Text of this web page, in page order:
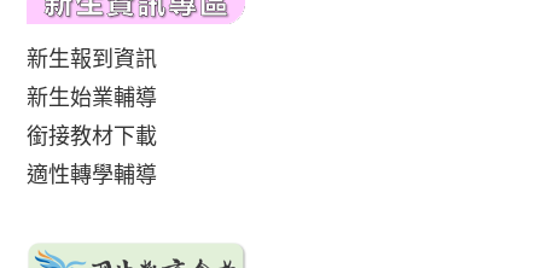
新生報到資訊
新生始業輔導
銜接教材下載
適性轉學輔導